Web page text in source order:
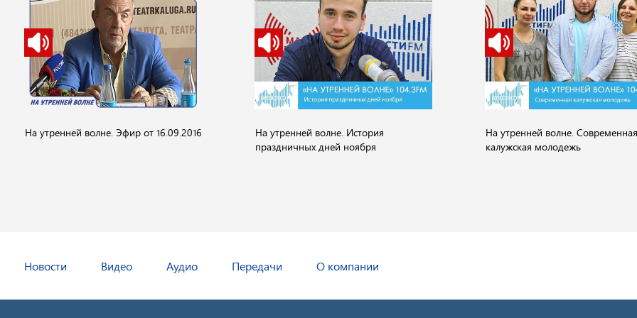
На утренней волне. Эфир от 16.09.2016
На утренней волне. История
праздничных дней ноября
На утренней волне. Современная
калужская молодежь
Новости Видео Аудио Передачи О компании